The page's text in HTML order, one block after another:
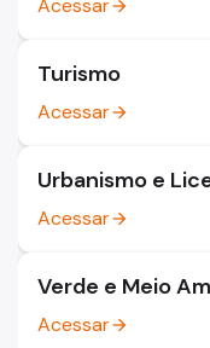
Acessararrow_forward
Turismo
Acessararrow_forward
Urbanismo e
Acessararrow_forward
Verde e Meio
Acessararrow_forward